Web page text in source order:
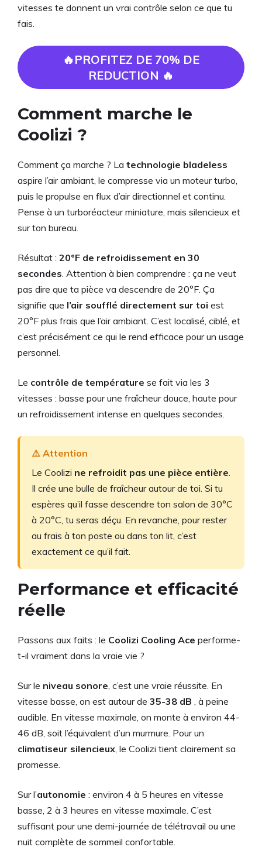
vitesses te donnent un vrai contrôle selon ce que tu
fais.
🔥PROFITEZ DE 70% DE
REDUCTION 🔥
Comment marche le
Coolizi ?
Comment ça marche ? La technologie bladeless
aspire l’air ambiant, le compresse via un moteur turbo,
puis le propulse en flux d’air directionnel et continu.
Pense à un turboréacteur miniature, mais silencieux et
sur ton bureau.
Résultat : 20°F de refroidissement en 30
secondes . Attention à bien comprendre : ça ne veut
pas dire que ta pièce va descendre de 20°F. Ça
signifie que l’air soufflé directement sur toi est
20°F plus frais que l’air ambiant. C’est localisé, ciblé, et
c’est précisément ce qui le rend efficace pour un usage
personnel.
Le contrôle de température se fait via les 3
vitesses : basse pour une fraîcheur douce, haute pour
un refroidissement intense en quelques secondes.
⚠️ Attention
Le Coolizi ne refroidit pas une pièce entière
Il crée une bulle de fraîcheur autour de toi. Si tu
espères qu’il fasse descendre ton salon de 30°C
à 20°C, tu seras déçu. En revanche, pour rester
au frais à ton poste ou dans ton lit, c’est
exactement ce qu’il fait.
Performance et efficacité
réelle
Passons aux faits : le Coolizi Cooling Ace performe-
t-il vraiment dans la vraie vie ?
Sur le niveau sonore , c’est une vraie réussite. En
vitesse basse, on est autour de 35-38 dB , à peine
audible. En vitesse maximale, on monte à environ 44-
46 dB, soit l’équivalent d’un murmure. Pour un
climatiseur silencieux , le Coolizi tient clairement sa
promesse.
Sur l’autonomie : environ 4 à 5 heures en vitesse
basse, 2 à 3 heures en vitesse maximale. C’est
suffisant pour une demi-journée de télétravail ou une
nuit complète de sommeil confortable.